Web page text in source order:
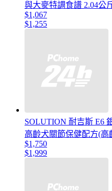
與大麥特調食譜 2.04公
$1,067
$1,255
SOLUTION 耐吉斯 E6
高齡犬關節保健配方(
$1,750
$1,999